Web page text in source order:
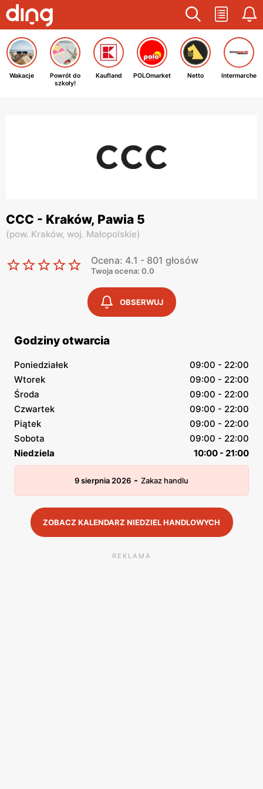
Wakacje
Powrót do
szkoły!
Kaufland POLOmarket Netto Intermarche
CCC - Kraków, Pawia 5
(pow. Kraków, woj. Małopolskie)
Ocena: 4.1 - 801 głosów
Twoja ocena: 0.0
OBSERWUJ
Godziny otwarcia
Poniedziałek
09:00 - 22:00
Wtorek
09:00 - 22:00
Środa
09:00 - 22:00
Czwartek
09:00 - 22:00
Piątek
09:00 - 22:00
Sobota
09:00 - 22:00
Niedziela
10:00 - 21:00
9 sierpnia 2026 - Zakaz handlu
ZOBACZ KALENDARZ NIEDZIEL HANDLOWYCH
REKLAMA